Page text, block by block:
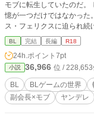
モブに転生していたのだ。
憶が一つだけではなかった。 最初はモブだと信じきっていたのに、副会長
ス・フェリクスに迫られ続
BL 完結 長編 R18
24h.ポイント 7pt
小説 36,966 位 /
BL BLゲームの世界
副会長×モブ
ヤンデレ